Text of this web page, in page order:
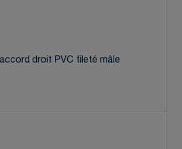
droit PVC fileté mâle